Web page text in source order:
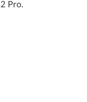
Pro.